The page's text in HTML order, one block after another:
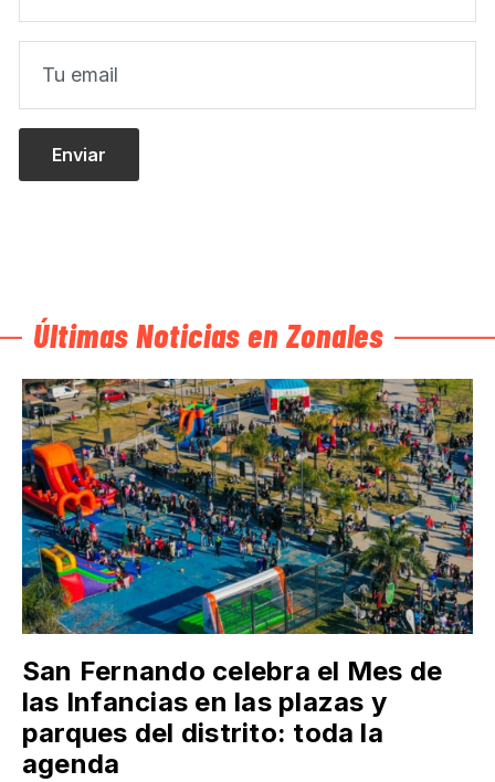
Últimas Noticias en Zonales
San Fernando celebra el Mes de
las Infancias en las plazas y
parques del distrito: toda la
agenda